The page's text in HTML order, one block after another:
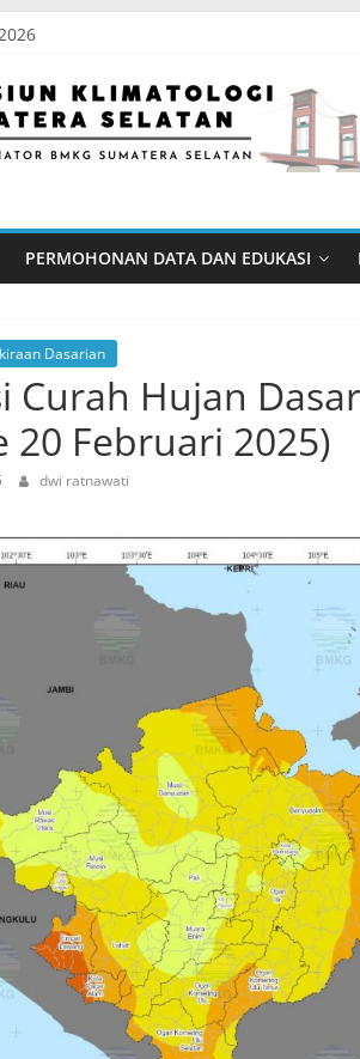
PERMOHONAN DATA DAN EDUKASI
Dasarian
Curah Hujan
20 Februari 2025)
dwi ratnawati